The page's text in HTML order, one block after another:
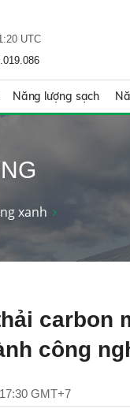
UTC
Năng lượng sạch
xanh
carbon
công
GMT+7